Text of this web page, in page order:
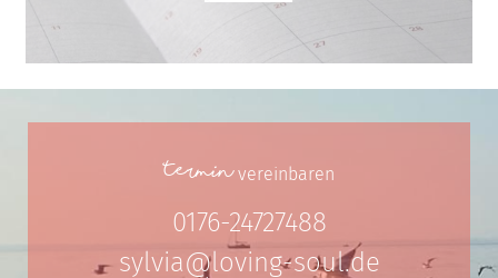
Terminvereinbaren
0176-24727488
sylvia@loving-soul.de